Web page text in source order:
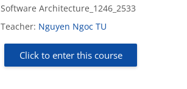
Software Architecture_1246_2533
Teacher: Nguyen Ngoc TU
Click to enter this course